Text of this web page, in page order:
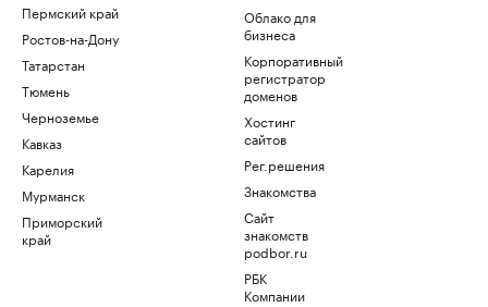
Пермский край
Ростов-на-Дону
Татарстан
Тюмень
Черноземье
Кавказ
Карелия
Мурманск
Приморский
край
Облако для
бизнеса
Корпоративный
регистратор
доменов
Хостинг
сайтов
Рег.решения
Знакомства
Сайт
знакомств
podbor.ru
РБК
Компании